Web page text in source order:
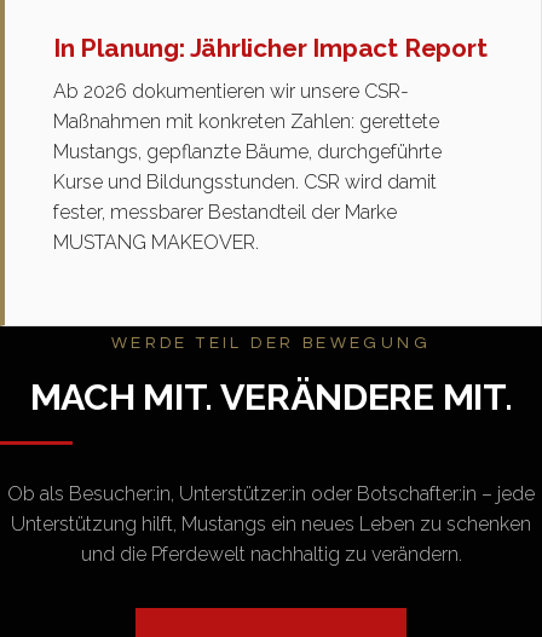
In Planung: Jährlicher Impact Report
Ab 2026 dokumentieren wir unsere CSR-
Maßnahmen mit konkreten Zahlen: gerettete
Mustangs, gepflanzte Bäume, durchgeführte
Kurse und Bildungsstunden. CSR wird damit
fester, messbarer Bestandteil der Marke
MUSTANG MAKEOVER.
WERDE TEIL DER BEWEGUNG
MACH MIT. VERÄNDERE MIT.
Ob als Besucher:in, Unterstützer:in oder Botschafter:in – jede
Unterstützung hilft, Mustangs ein neues Leben zu schenken
und die Pferdewelt nachhaltig zu verändern.